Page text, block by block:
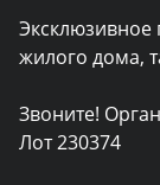
Эксклюзивное
жилого дома,
Звоните!
Лот 230374